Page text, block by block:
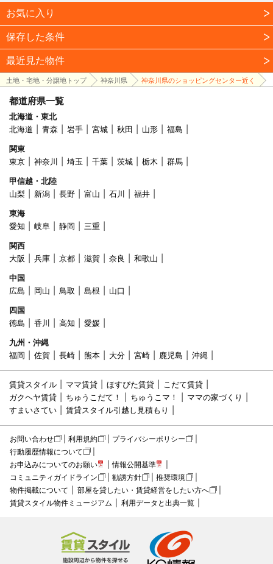
お気に入り
保存した条件
最近見た物件
土地・宅地・分譲地トップ 神奈川県 神奈川県のショッピングセンター近く
都道府県一覧
北海道・東北
北海道
青森 岩手 宮城 秋田 山形
福島
関東
東京
神奈川 埼玉 千葉 茨城 栃木
群馬
甲信越・北陸
山梨
新潟 長野 富山 石川
福井
東海
愛知
岐阜 静岡
三重
関西
大阪
兵庫 京都 滋賀 奈良
和歌山
中国
広島
岡山 鳥取 島根
山口
四国
徳島
香川 高知
愛媛
九州・沖縄
福岡
佐賀 長崎 熊本 大分 宮崎 鹿児島 沖縄
賃貸スタイル ママ賃貸 ほすぴた賃貸
こだて賃貸
ガクヘヤ賃貸
ちゅうこだて！ ちゅうこマ！
ママの家づくり
すまいさてい
賃貸スタイル引越し見積もり
お問い合わせ 利用規約
プライバシーポリシー
行動履歴情報について
お申込みについてのお願い
情報公開基準
コミュニティガイドライン
勧誘方針
推奨環境
物件掲載について
部屋を貸したい・賃貸経営をしたい方へ
賃貸スタイル物件ミュージアム
利用データと出典一覧